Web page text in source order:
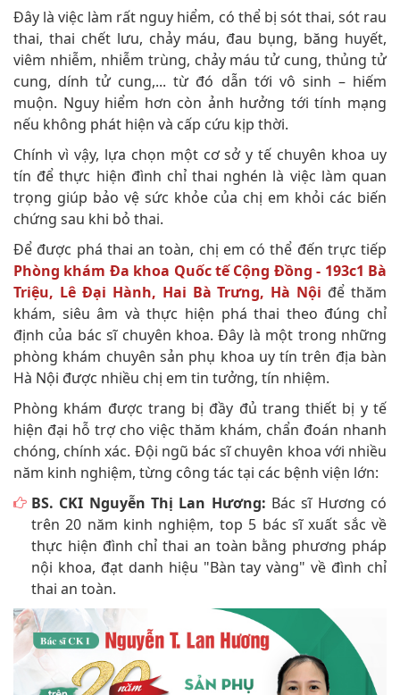
Đây là việc làm rất nguy hiểm, có thể bị sót thai, sót rau
thai, thai chết lưu, chảy máu, đau bụng, băng huyết,
viêm nhiễm, nhiễm trùng, chảy máu tử cung, thủng tử
cung, dính tử cung,... từ đó dẫn tới vô sinh – hiếm
muộn. Nguy hiểm hơn còn ảnh hưởng tới tính mạng
nếu không phát hiện và cấp cứu kịp thời.
Chính vì vậy, lựa chọn một cơ sở y tế chuyên khoa uy
tín để thực hiện đình chỉ thai nghén là việc làm quan
trọng giúp bảo vệ sức khỏe của chị em khỏi các biến
chứng sau khi bỏ thai.
Để được phá thai an toàn, chị em có thể đến trực tiếp
Phòng khám Đa khoa Quốc tế Cộng Đồng - 193c1 Bà
Triệu, Lê Đại Hành, Hai Bà Trưng, Hà Nội để thăm
khám, siêu âm và thực hiện phá thai theo đúng chỉ
định của bác sĩ chuyên khoa. Đây là một trong những
phòng khám chuyên sản phụ khoa uy tín trên địa bàn
Hà Nội được nhiều chị em tin tưởng, tín nhiệm.
Phòng khám được trang bị đầy đủ trang thiết bị y tế
hiện đại hỗ trợ cho việc thăm khám, chẩn đoán nhanh
chóng, chính xác. Đội ngũ bác sĩ chuyên khoa với nhiều
năm kinh nghiệm, từng công tác tại các bệnh viện lớn:
BS. CKI Nguyễn Thị Lan Hương: Bác sĩ Hương có
trên 20 năm kinh nghiệm, top 5 bác sĩ xuất sắc về
thực hiện đình chỉ thai an toàn bằng phương pháp
nội khoa, đạt danh hiệu "Bàn tay vàng" về đình chỉ
thai an toàn.